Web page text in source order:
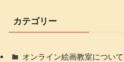
カテゴリー
オンライン絵画教室について